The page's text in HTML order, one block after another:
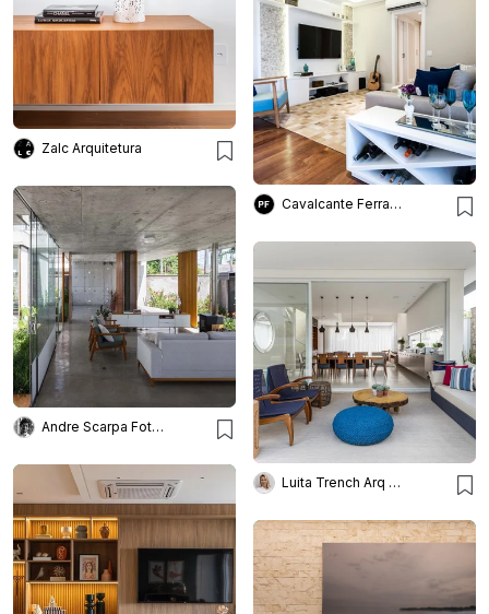
Zalc Arquitetura
Cavalcante Ferraz Arquitetura + Design
Andre Scarpa Fotografia
Luita Trench Arq & Interiores